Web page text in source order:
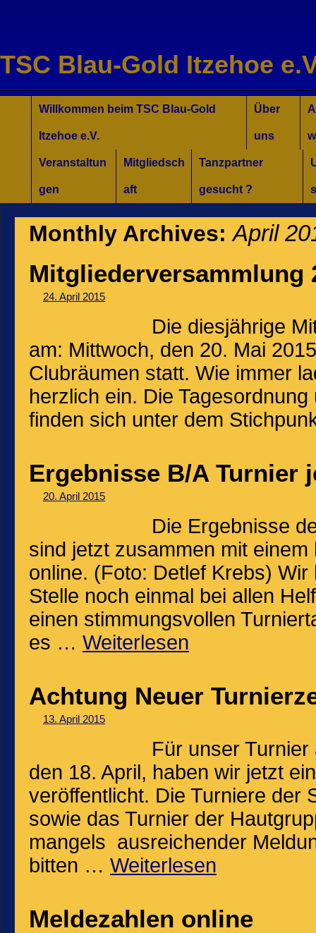
TSC Blau-Gold Itzehoe
Willkommen für Interessierte
Tanzkurse Aktuell
Unsere Trainer/innen
Turniersport
Jugend/Kinder
Willkommen beim TSC Blau-Gold
Itzehoe e.V.
Über
uns
Veranstaltun
gen
Mitgliedsch
aft
Tanzpartner
gesucht ?
Monthly Archives:April
Mitgliederversammlung
24. April 2015
Die diesjährige
am: Mittwoch, den 20. Mai
Clubräumen statt. Wie immer
herzlich ein. Die
finden sich unter dem
Ergebnisse B/A Turnier
20. April 2015
Die Ergebnisse
sind jetzt zusammen mit
online. (Foto: Detlef Krebs)
Stelle noch einmal bei allen
einen stimmungsvollen
es … Weiterlesen
Achtung Neuer
13. April 2015
Für unser
den 18. April, haben wir jetzt
veröffentlicht. Die Turniere der
sowie das Turnier der
mangels ausreichender
bitten … Weiterlesen
Meldezahlen online